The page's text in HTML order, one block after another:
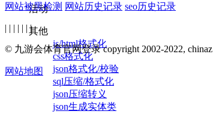
活动
其他
js/html格式化
css格式化
json格式化/校验
sql压缩/格式化
json压缩转义
json生成实体类
网站被黑检测 网站历史记录 seo历史记录
| | | | | | |
© 九游会体育官网登录 copyright 2002-2022,
网站地图